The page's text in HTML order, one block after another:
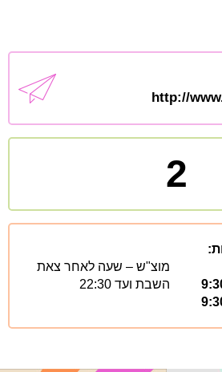
http://
2
מוצ"ש – שעה לאחר צאת
השבת ועד 22:30